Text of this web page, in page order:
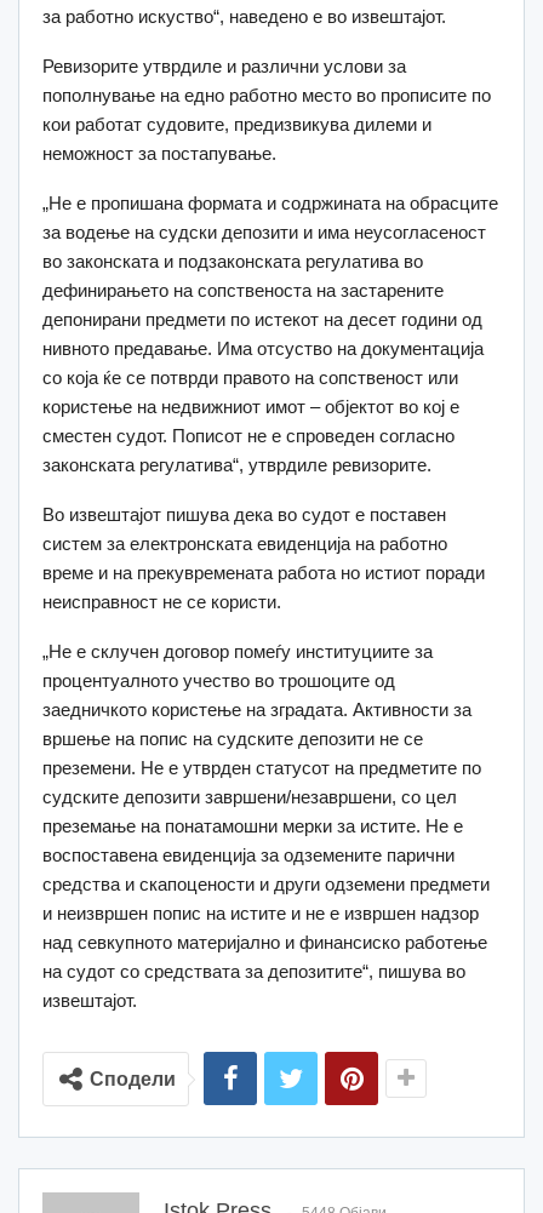
за работно искуство“, наведено е во извештајот.
Ревизорите утврдиле и различни услови за
пополнување на едно работно место во прописите по
кои работат судовите, предизвикува дилеми и
неможност за постапување.
„Не е пропишана формата и содржината на обрасците
за водење на судски депозити и има неусогласеност
во законската и подзаконската регулатива во
дефинирањето на сопственоста на застарените
депонирани предмети по истекот на десет години од
нивното предавање. Има отсуство на документација
со која ќе се потврди правото на сопственост или
користење на недвижниот имот – објектот во кој е
сместен судот. Пописот не e спроведен согласно
законската регулатива“, утврдиле ревизорите.
Во извештајот пишува дека во судот е поставен
систем за електронската евиденција на работно
време и на прекувремената работа но истиот поради
неисправност не се користи.
„Не е склучен договор помеѓу институциите за
процентуалното учество во трошоците од
заедничкото користење на зградата. Активности за
вршење на попис на судските депозити не се
преземени. Не е утврден статусот на предметите по
судските депозити завршени/незавршени, со цел
преземање на понатамошни мерки за истите. Не е
воспоставена евиденција за одземените парични
средства и скапоцености и други одземени предмети
и неизвршен попис на истите и не е извршен надзор
над севкупното материјално и финансиско работење
на судот со средствата за депозитите“, пишува во
извештајот.
Сподели